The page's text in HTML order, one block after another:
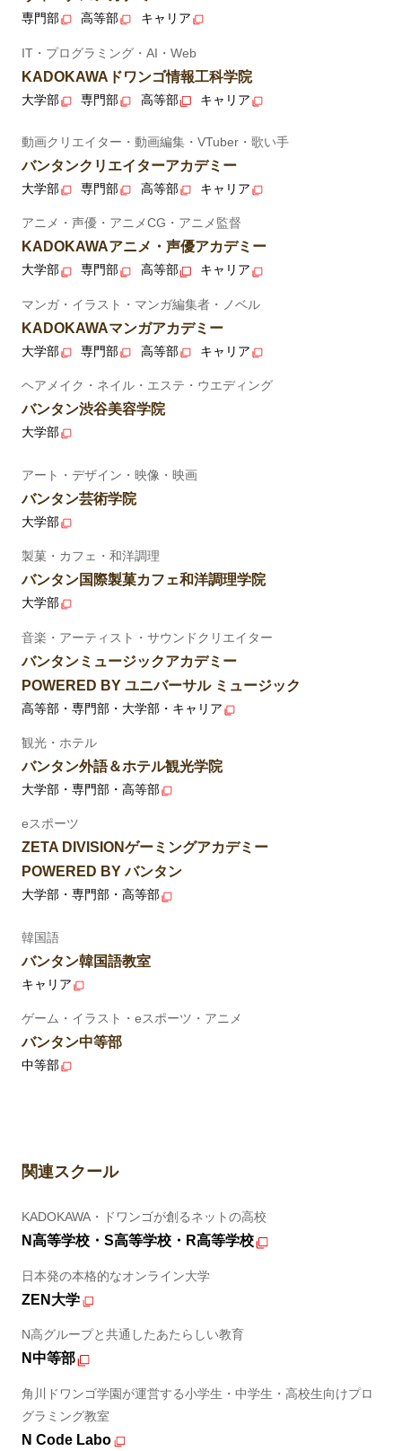
専門部 高等部 キャリア
IT・プログラミング・AI・Web
KADOKAWAドワンゴ情報工科学院
大学部 専門部 高等部 キャリア
動画クリエイター・動画編集・VTuber・歌い手
バンタンクリエイターアカデミー
大学部 専門部 高等部 キャリア
アニメ・声優・アニメCG・アニメ監督
KADOKAWAアニメ・声優アカデミー
大学部 専門部 高等部 キャリア
マンガ・イラスト・マンガ編集者・ノベル
KADOKAWAマンガアカデミー
大学部 専門部 高等部 キャリア
ヘアメイク・ネイル・エステ・ウエディング
バンタン渋谷美容学院
大学部
アート・デザイン・映像・映画
バンタン芸術学院
大学部
製菓・カフェ・和洋調理
バンタン国際製菓カフェ和洋調理学院
大学部
音楽・アーティスト・サウンドクリエイター
バンタンミュージックアカデミー
POWERED BY ユニバーサル ミュージック
高等部・専門部・大学部・キャリア
観光・ホテル
バンタン外語＆ホテル観光学院
大学部・専門部・高等部
eスポーツ
ZETA DIVISIONゲーミングアカデミー
POWERED BY バンタン
大学部・専門部・高等部
韓国語
バンタン韓国語教室
キャリア
ゲーム・イラスト・eスポーツ・アニメ
バンタン中等部
中等部
関連スクール
KADOKAWA・ドワンゴが創るネットの高校
N高等学校・S高等学校・R高等学校
日本発の本格的なオンライン大学
ZEN大学
N高グループと共通したあたらしい教育
N中等部
角川ドワンゴ学園が運営する小学生・中学生・高校生向けプロ
グラミング教室
N Code Labo